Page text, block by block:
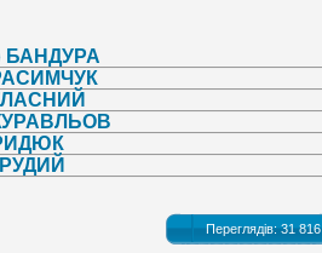
БАНДУРА
РУДИЙ
Переглядів:31 816